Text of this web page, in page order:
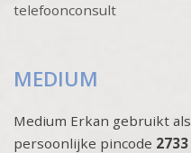
telefoonconsult
MEDIUM
Medium Erkan gebruikt als
persoonlijke pincode 2733